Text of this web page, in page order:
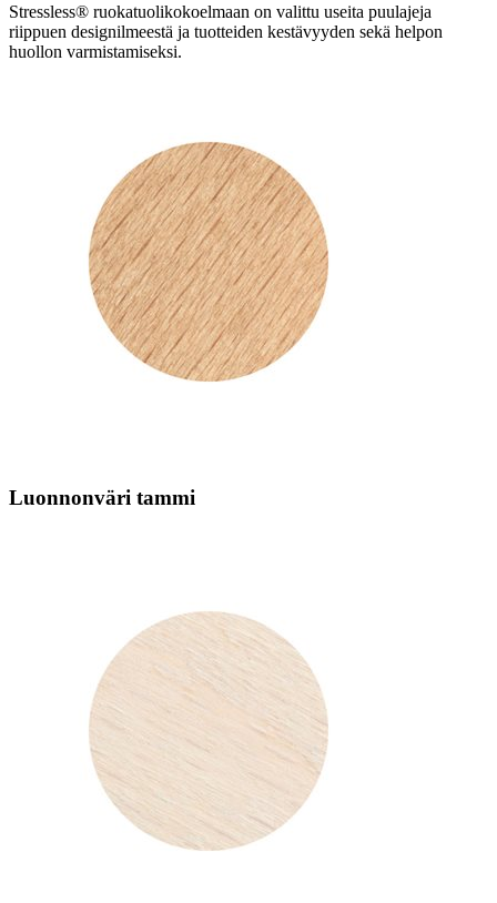
Stressless® ruokatuolikokoelmaan on valittu useita puulajeja
riippuen designilmeestä ja tuotteiden kestävyyden sekä helpon
huollon varmistamiseksi.
Luonnonväri tammi